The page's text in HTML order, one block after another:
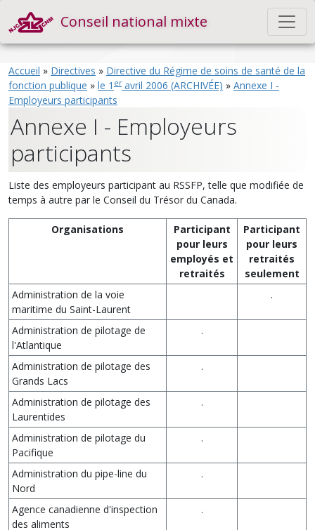
Conseil national mixte
Accueil » Directives » Directive du Régime de soins de santé de la
fonction publique » le 1 eravril 2006 (ARCHIVÉE) » Annexe I -
Employeurs participants
Annexe I - Employeurs
participants
Liste des employeurs participant au RSSFP, telle que modifiée de
temps à autre par le Conseil du Trésor du Canada.
Organisations
Participant
pour leurs
employés et
retraités
Participant
pour leurs
retraités
seulement
Administration de la voie
maritime du Saint-Laurent
.
Administration de pilotage de
l'Atlantique
.
Administration de pilotage des
Grands Lacs
.
Administration de pilotage des
Laurentides
.
Administration de pilotage du
Pacifique
.
Administration du pipe-line du
Nord
.
Agence canadienne d'inspection
des aliments
.